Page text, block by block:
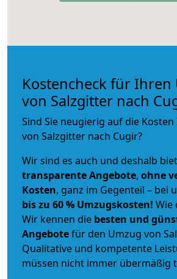
Kostencheck für Ihren
von Salzgitter nach
Sind Sie neugierig auf die
von Salzgitter nach Cugir?
Wir sind es auch und deshalb
transparente Angebote, ohne
Kosten, ganz im Gegenteil – bei
bis zu 60 % Umzugskosten! Wie
Wir kennen die besten und
Angebotefür den Umzug von
Qualitative und kompetente
müssen nicht immer übermäßig